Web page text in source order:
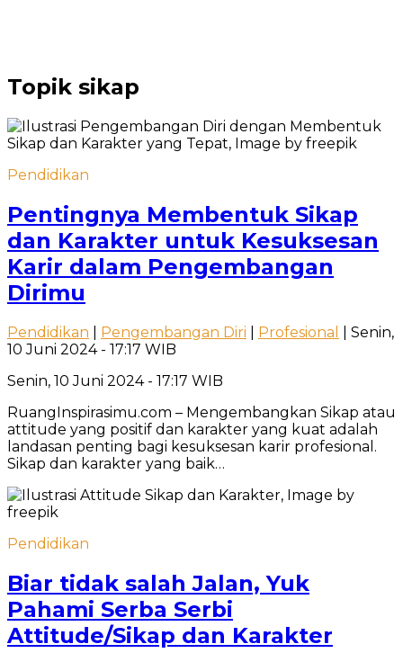
Topik sikap
Pendidikan
Pentingnya Membentuk Sikap
dan Karakter untuk Kesuksesan
Karir dalam Pengembangan
Dirimu
Pendidikan Pengembangan Diri Profesional
| Senin,
10 Juni 2024 - 17:17 WIB
Senin, 10 Juni 2024 - 17:17 WIB
RuangInspirasimu.com – Mengembangkan Sikap atau
attitude yang positif dan karakter yang kuat adalah
landasan penting bagi kesuksesan karir profesional.
Sikap dan karakter yang baik…
Pendidikan
Biar tidak salah Jalan, Yuk
Pahami Serba Serbi
Attitude/Sikap dan Karakter